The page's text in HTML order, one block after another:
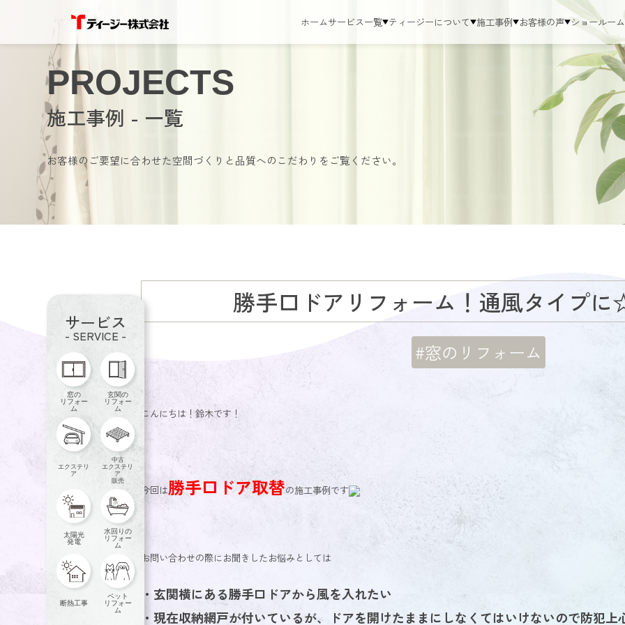
ホームサービス一覧 ティージーについて 施工事例 お客様の声 ショールーム
PROJECTS
施工事例 - 一覧
お客様のご要望に合わせた空間づくりと品質へのこだわりをご覧ください。
サービス
- SERVICE -
窓の
リフォー
ム
玄関の
リフォー
ム
エクステリ
ア
中古
エクステリ
ア
販売
太陽光
発電
水回りの
リフォー
ム
断熱工事
ペット
リフォー
ム
勝手口ドアリフォーム！通風タイプ
#窓のリフォーム
こんにちは！鈴木です！
今回は勝手口ドア取替の施工事例です
お問い合わせの際にお聞きしたお悩みとしては
・玄関横にある勝手口ドアから風を入れたい
・現在収納網戸が付いているが、ドアを開けたままにしなくてはいけないので防犯上